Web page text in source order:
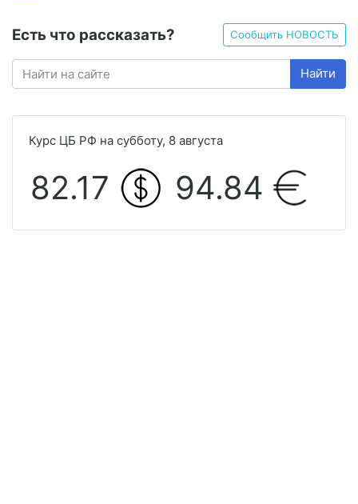
Есть что рассказать? Сообщить НОВОСТЬ
Найти
Курс ЦБ РФ на субботу, 8 августа
82.17 94.84